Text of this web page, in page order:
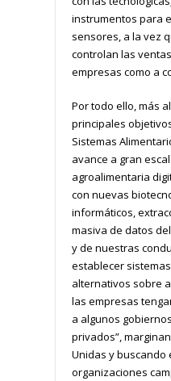
instrumentos para
sensores, a la vez
controlan las
empresas como a
Por todo ello, más
principales
Sistemas
avance a gran
agroalimentaria
con nuevas
informáticos,
masiva de datos
y de nuestras
establecer
alternativos sobre
las empresas
a algunos
privados”,
Unidas y buscando
organizaciones